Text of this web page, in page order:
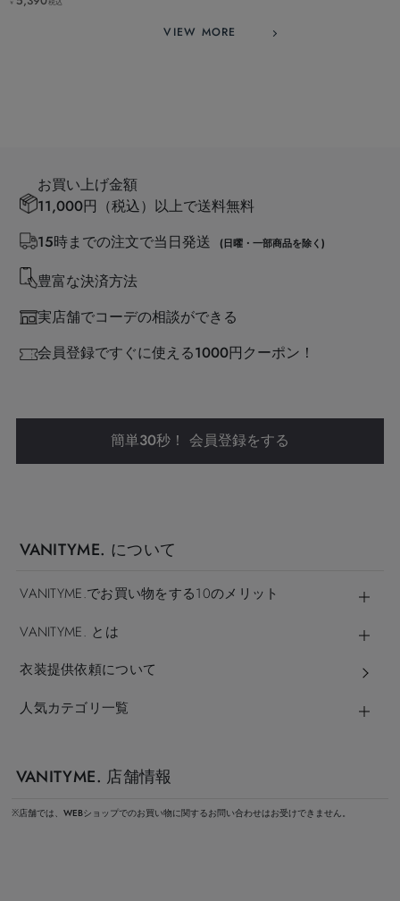
￥
VIEW MORE
お買い上げ金額
11,000円（税込）以上で送料無料
15時までの注文で当日発送
(日曜・一部商品を除く)
豊富な決済方法
実店舗でコーデの相談ができる
会員登録ですぐに使える1000円クーポン！
簡単30秒！ 会員登録をする
VANITYME. について
VANITYME.でお買い物をする10のメリット
VANITYME. とは
衣装提供依頼について
人気カテゴリ一覧
VANITYME. 店舗情報
※店舗では、WEBショップでのお買い物に関するお問い合わせはお受けできません。